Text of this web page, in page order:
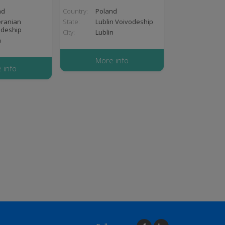
info
Country:
Poland
State:
Lublin Voivodeship
City:
Lublin
More info